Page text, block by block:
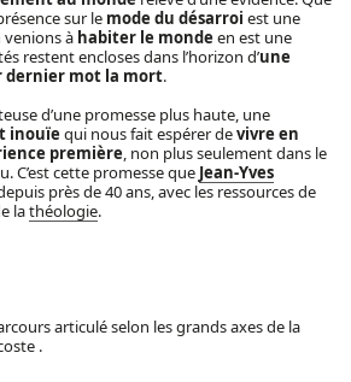
sur le mode du désarroi est une
venions à habiter le monde en est une
restent encloses dans l’horizon d’une
dernier mot la mort.
d’une promesse plus haute, une
inouïe qui nous fait espérer devivre en
première, non plus seulement dans le
C’est cette promesse que Jean-Yves
près de 40 ans, avec les ressources de
lathéologie.
articulé selon les grands axes de la
.